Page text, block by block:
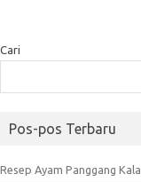
Cari
Pos-pos Terbaru
Resep Ayam Panggang